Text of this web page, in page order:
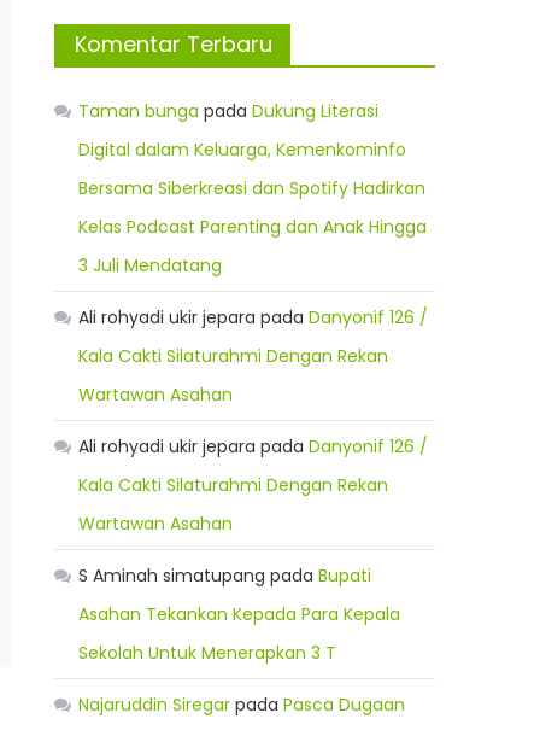
Komentar Terbaru
Taman bunga padaDukung Literasi
Digital dalam Keluarga, Kemenkominfo
Bersama Siberkreasi dan Spotify Hadirkan
Kelas Podcast Parenting dan Anak Hingga
3 Juli Mendatang
Ali rohyadi ukir jepara padaDanyonif 126 /
Kala Cakti Silaturahmi Dengan Rekan
Wartawan Asahan
Ali rohyadi ukir jepara padaDanyonif 126 /
Kala Cakti Silaturahmi Dengan Rekan
Wartawan Asahan
S Aminah simatupang padaBupati
Asahan Tekankan Kepada Para Kepala
Sekolah Untuk Menerapkan 3 T
Najaruddin Siregar padaPasca Dugaan